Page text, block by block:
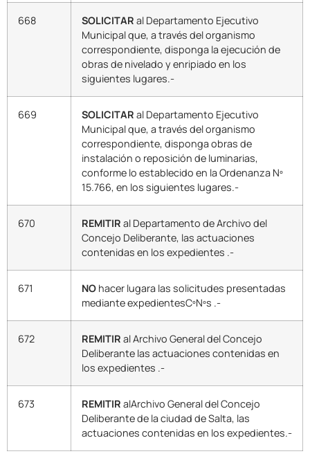
668 SOLICITAR al Departamento Ejecutivo
Municipal que, a través del organismo
correspondiente, disponga la ejecución de
obras de nivelado y enripiado en los
siguientes lugares.-
669 SOLICITAR al Departamento Ejecutivo
Municipal que, a través del organismo
correspondiente, disponga obras de
instalación o reposición de luminarias,
conforme lo establecido en la Ordenanza Nº
15.766, en los siguientes lugares.-
670 REMITIR al Departamento de Archivo del
Concejo Deliberante, las actuaciones
contenidas en los expedientes .-
671 NO hacer lugara las solicitudes presentadas
mediante expedientesCºNºs .-
672 REMITIR al Archivo General del Concejo
Deliberante las actuaciones contenidas en
los expedientes .-
673 REMITIR alArchivo General del Concejo
Deliberante de la ciudad de Salta, las
actuaciones contenidas en los expedientes.-